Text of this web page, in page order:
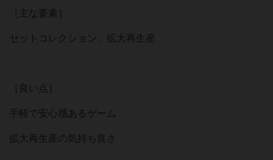
［主な要素］
セットコレクション、拡大再生産
［良い点］
手軽で安心感あるゲーム
拡大再生産の気持ち良さ